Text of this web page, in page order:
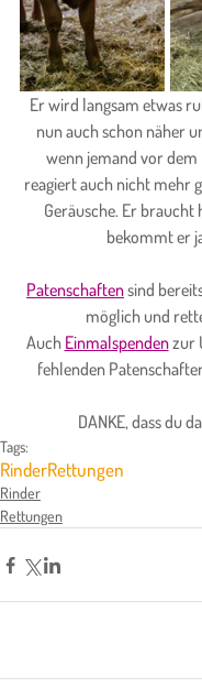
Er wird langsam etwas
nun auch schon näher
wenn jemand vor dem
reagiert auch nicht mehr
Geräusche. Er braucht
bekommt er
Patenschaften sind
möglich und
Auch Einmalspenden zur
fehlenden
DANKE, dass du
Tags:
RinderRettungen
Rinder
Rettungen